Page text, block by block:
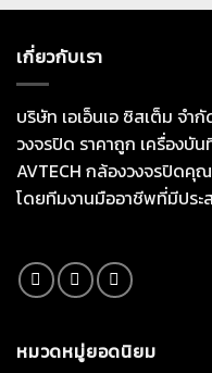
เกี่ยวกับเรา
บริษัท เอเอ็นเอ ซิสเต็ม จำ
วงจรปิด ราคาถูก เครื่องบั
AVTECH กล้องวงจรปิด
โดยทีมงานมืออาชีพที่มีประ
หมวดหมู่ยอดนิยม